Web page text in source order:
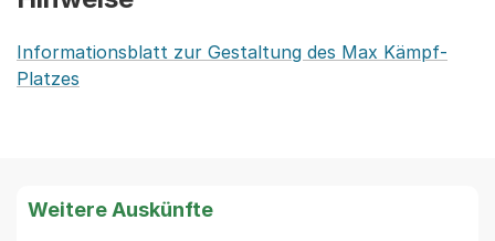
Informationsblatt zur Gestaltung des Max Kämpf-
Platzes
Weitere Auskünfte